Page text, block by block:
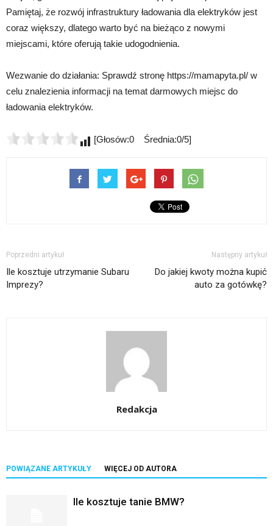
Pamiętaj, że rozwój infrastruktury ładowania dla elektryków jest
coraz większy, dlatego warto być na bieżąco z nowymi
miejscami, które oferują takie udogodnienia.
Wezwanie do działania: Sprawdź stronę https://mamapyta.pl/ w
celu znalezienia informacji na temat darmowych miejsc do
ładowania elektryków.
[Głosów:0 Średnia:0/5]
Poprzedni artykuł
Ile kosztuje utrzymanie Subaru
Imprezy?
Następny artykuł
Do jakiej kwoty można kupić
auto za gotówkę?
Redakcja
POWIĄZANE ARTYKUŁY WIĘCEJ OD AUTORA
Ile kosztuje tanie BMW?